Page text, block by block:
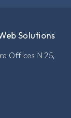
Offices N 25,